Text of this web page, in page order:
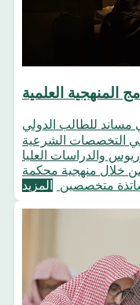
المنهجية العلمية
مساند للطالب الدولي
التخصصات الشرعية
والدراسات العليا
خلال منهجية محكمة
متخصصين
المزيد